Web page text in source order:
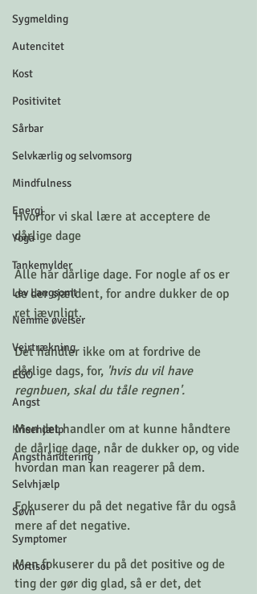
Sygmelding
Autencitet
Kost
Positivitet
Sårbar
Selvkærlig og selvomsorg
Mindfulness
Energi
Yoga
Tankemylder
Lev Langsomt
Nemme øvelser
Vejrtrækning
EGO
Angst
Krisehjælp
Angsthåndtering
Selvhjælp
Søvn
Symptomer
Kortisol
Hvorfor vi skal lære at acceptere de
dårlige dage
Alle har dårlige dage. For nogle af os er
de der sjældent, for andre dukker de op
ret jævnligt.
Det handler ikke om at fordrive de
dårlige dags, for, 'hvis du vil have
regnbuen, skal du tåle regnen'.
Men det handler om at kunne håndtere
de dårlige dage, når de dukker op, og vide
hvordan man kan reagerer på dem.
Fokuserer du på det negative får du også
mere af det negative.
Men fokuserer du på det positive og de
ting der gør dig glad, så er det, det